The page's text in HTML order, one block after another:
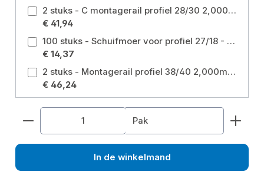
2 stuks - C montagerail profiel 28/30 2,000mm dikte 1,75mm gegalvaniseerd Maat: 28/30 2 meter
€ 41,94
100 stuks - Schuifmoer voor profiel 27/18 - 28/30 M8 gegalvaniseerd Maat: M8 27/18
€ 14,37
2 stuks - Montagerail profiel 38/40 2,000mm dikte 2,00mm gegalvaniseerd
€ 46,24
Producthoeveelheid: Voer de gewenste
Pak
In de winkelmand